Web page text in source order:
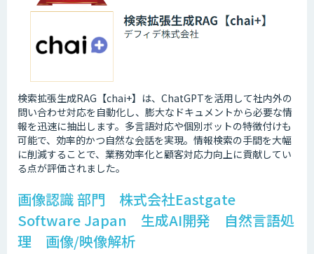
検索拡張生成RAG【chai+】は、ChatGPTを活用して社内外の
問い合わせ対応を自動化し、膨大なドキュメントから必要な情
報を迅速に抽出します。多言語対応や個別ボットの特徴付けも
可能で、効率的かつ自然な会話を実現。情報検索の手間を大幅
に削減することで、業務効率化と顧客対応力向上に貢献してい
る点が評価されました。
画像認識 部門 株式会社Eastgate
Software Japan 生成AI開発 自然言語処
理 画像/映像解析